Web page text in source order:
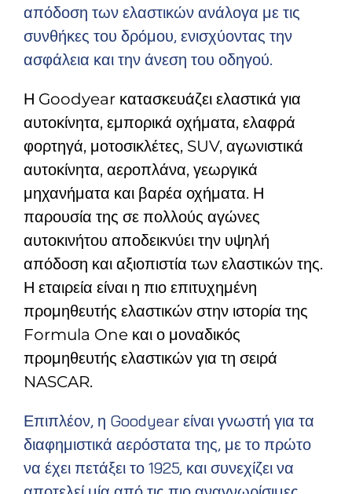
απόδοση των ελαστικών ανάλογα με τις
συνθήκες του δρόμου, ενισχύοντας την
ασφάλεια και την άνεση του οδηγού.
Η Goodyear κατασκευάζει ελαστικά για
αυτοκίνητα, εμπορικά οχήματα, ελαφρά
φορτηγά, μοτοσικλέτες, SUV, αγωνιστικά
αυτοκίνητα, αεροπλάνα, γεωργικά
μηχανήματα και βαρέα οχήματα. Η
παρουσία της σε πολλούς αγώνες
αυτοκινήτου αποδεικνύει την υψηλή
απόδοση και αξιοπιστία των ελαστικών της.
Η εταιρεία είναι η πιο επιτυχημένη
προμηθευτής ελαστικών στην ιστορία της
Formula One και ο μοναδικός
προμηθευτής ελαστικών για τη σειρά
NASCAR.
Επιπλέον, η Goodyear είναι γνωστή για τα
διαφημιστικά αερόστατα της, με το πρώτο
να έχει πετάξει το 1925, και συνεχίζει να